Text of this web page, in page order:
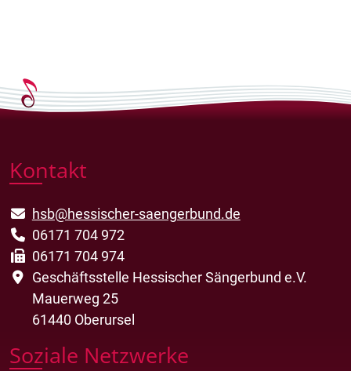
Kontakt
hsb@hessischer-saengerbund.de
06171 704 972
06171 704 974
Geschäftsstelle Hessischer Sängerbund e.V.
Mauerweg 25
61440 Oberursel
Soziale Netzwerke